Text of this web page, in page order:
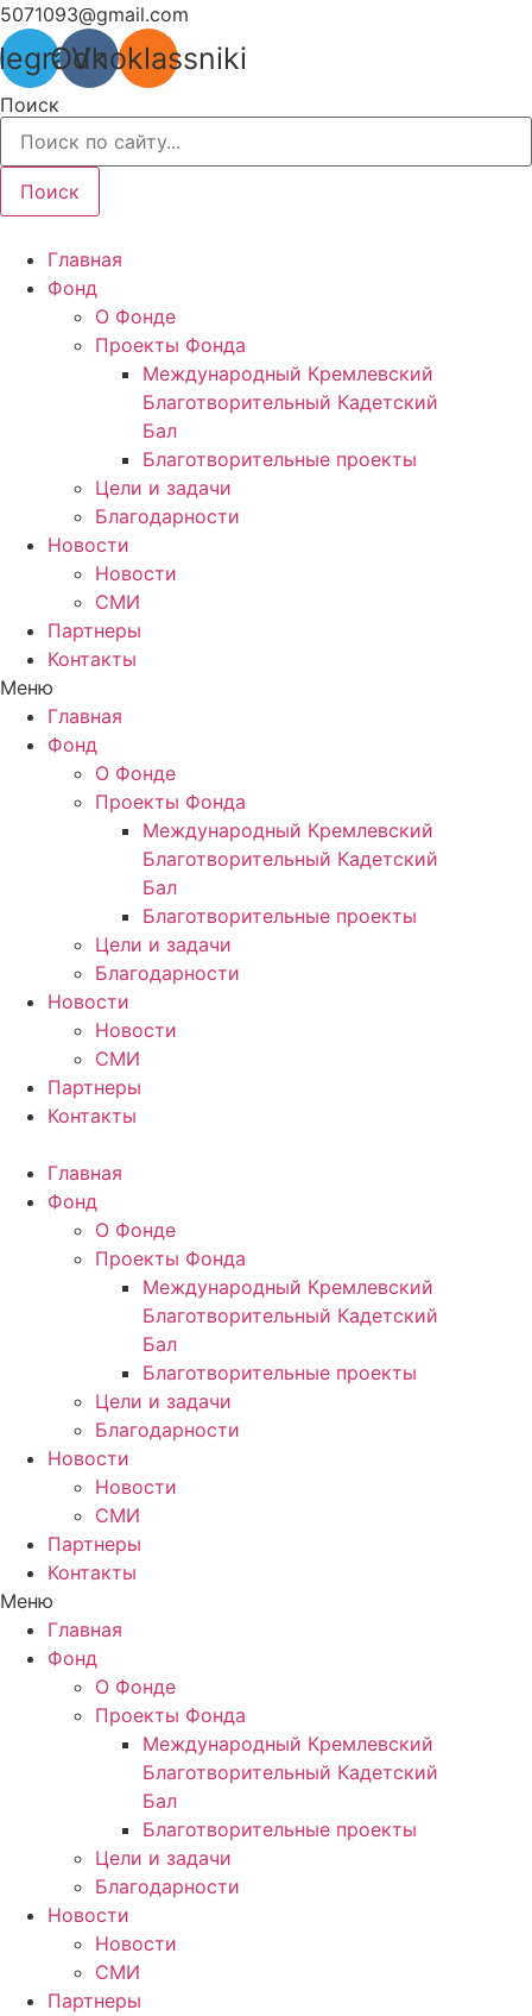
Перейти
к
содержимому
5071093@gmail.com
Vk
Odnoklassniki
Поиск
Поиск
Главная
Фонд
О Фонде
Проекты Фонда
Международный Кремлевский
Благотворительный Кадетский
Бал
Благотворительные проекты
Цели и задачи
Благодарности
Новости
Новости
СМИ
Партнеры
Контакты
Меню
Главная
Фонд
О Фонде
Проекты Фонда
Международный Кремлевский
Благотворительный Кадетский
Бал
Благотворительные проекты
Цели и задачи
Благодарности
Новости
Новости
СМИ
Партнеры
Контакты
Главная
Фонд
О Фонде
Проекты Фонда
Международный Кремлевский
Благотворительный Кадетский
Бал
Благотворительные проекты
Цели и задачи
Благодарности
Новости
Новости
СМИ
Партнеры
Контакты
Меню
Главная
Фонд
О Фонде
Проекты Фонда
Международный Кремлевский
Благотворительный Кадетский
Бал
Благотворительные проекты
Цели и задачи
Благодарности
Новости
Новости
СМИ
Партнеры